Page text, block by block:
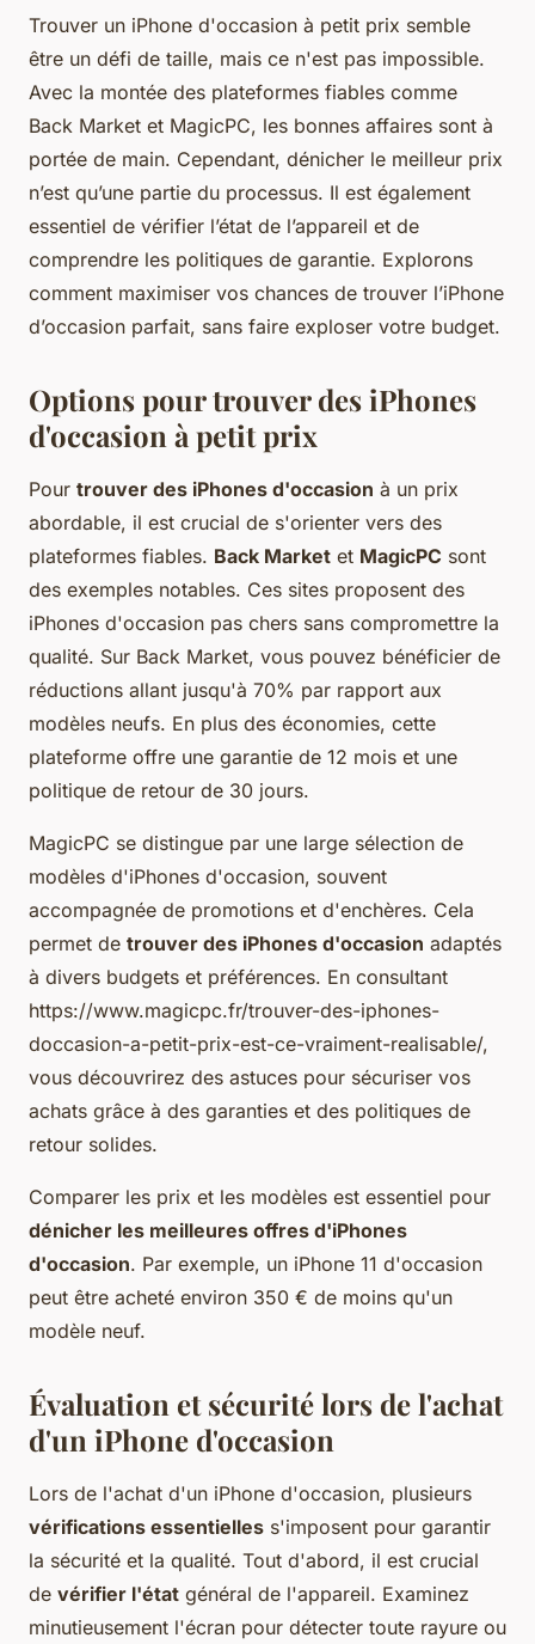
Trouver un iPhone d'occasion à petit prix semble
être un défi de taille, mais ce n'est pas impossible.
Avec la montée des plateformes fiables comme
Back Market et MagicPC, les bonnes affaires sont à
portée de main. Cependant, dénicher le meilleur prix
n’est qu’une partie du processus. Il est également
essentiel de vérifier l’état de l’appareil et de
comprendre les politiques de garantie. Explorons
comment maximiser vos chances de trouver l’iPhone
d’occasion parfait, sans faire exploser votre budget.
Options pour trouver des iPhones
d'occasion à petit prix
Pour trouver des iPhones d'occasion à un prix
abordable, il est crucial de s'orienter vers des
plateformes fiables. Back Market et MagicPC sont
des exemples notables. Ces sites proposent des
iPhones d'occasion pas chers sans compromettre la
qualité. Sur Back Market, vous pouvez bénéficier de
réductions allant jusqu'à 70% par rapport aux
modèles neufs. En plus des économies, cette
plateforme offre une garantie de 12 mois et une
politique de retour de 30 jours.
MagicPC se distingue par une large sélection de
modèles d'iPhones d'occasion, souvent
accompagnée de promotions et d'enchères. Cela
permet de trouver des iPhones d'occasion adaptés
à divers budgets et préférences. En consultant
https://www.magicpc.fr/trouver-des-iphones-
doccasion-a-petit-prix-est-ce-vraiment-realisable/,
vous découvrirez des astuces pour sécuriser vos
achats grâce à des garanties et des politiques de
retour solides.
Comparer les prix et les modèles est essentiel pour
dénicher les meilleures offres d'iPhones
d'occasion. Par exemple, un iPhone 11 d'occasion
peut être acheté environ 350 € de moins qu'un
modèle neuf.
Évaluation et sécurité lors de l'achat
d'un iPhone d'occasion
Lors de l'achat d'un iPhone d'occasion, plusieurs
vérifications essentielles s'imposent pour garantir
la sécurité et la qualité. Tout d'abord, il est crucial
de vérifier l'état général de l'appareil. Examinez
minutieusement l'écran pour détecter toute rayure ou